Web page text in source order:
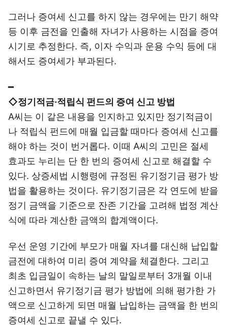
그러나 증여세 신고를 하지 않는 경우에는 만기 해약
등 이후 금전을 인출해 자녀가 사용하는 시점을 증여
시기로 추정한다. 즉, 이자 수익과 운용 수익 등에 대
해서도 증여세가 부과된다.
━
◇정기적금·적립식 펀드의 증여 신고 방법
A씨는 이 같은 내용을 인지하고 있지만 정기적금이
나 적립식 펀드에 매월 입금할 때마다 증여세 신고를
해야 하는 것이 번거롭다. 이때 A씨의 고민은 절세
효과도 누리는 단 한 번의 증여세 신고로 해결할 수
있다. 상증세법 시행령에 규정된 유기정기금 평가 방
법을 활용하는 것이다. 유기정기금은 각 연도에 받을
정기 금액을 기준으로 잔존 기간을 고려해 법정 계산
식에 따라 계산한 금액의 합계액이다.
우선 운영 기간에 부모가 매월 자녀를 대신해 납입할
금전에 대하여 미리 증여 계약을 체결한다. 그리고
최초 입금일이 속하는 날의 말일로부터 3개월 이내
신고하면서 유기정기금 평가 방법에 의해 평가한 가
액으로 신고하게 되면 매월 납입하는 금액을 한 번의
증여세 신고로 끝낼 수 있다.